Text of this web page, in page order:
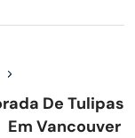
De Tulipas
Em Vancouver